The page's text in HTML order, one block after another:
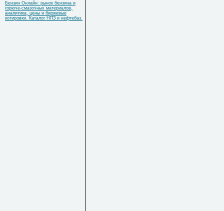
Бензин Онлайн: рынок бензина и
горюче-смазочных материалов,
аналитика, цены и биржевые
котировки. Каталог НПЗ и нефтебаз.